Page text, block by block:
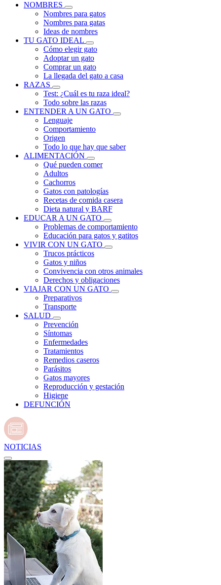
NOMBRES
Nombres para gatos
Nombres para gatas
Ideas de nombres
TU GATO IDEAL
Cómo elegir gato
Adoptar un gato
Comprar un gato
La llegada del gato a casa
RAZAS
Test: ¿Cuál es tu raza ideal?
Todo sobre las razas
ENTENDER A UN GATO
Lenguaje
Comportamiento
Origen
Todo lo que hay que saber
ALIMENTACIÓN
Qué pueden comer
Adultos
Cachorros
Gatos con patologías
Recetas de comida casera
Dieta natural y BARF
EDUCAR A UN GATO
Problemas de comportamiento
Educación para gatos y gatitos
VIVIR CON UN GATO
Trucos prácticos
Gatos y niños
Convivencia con otros animales
Derechos y obligaciones
VIAJAR CON UN GATO
Preparativos
Transporte
SALUD
Prevención
Síntomas
Enfermedades
Tratamientos
Remedios caseros
Parásitos
Gatos mayores
Reproducción y gestación
Higiene
DEFUNCIÓN
NOTICIAS